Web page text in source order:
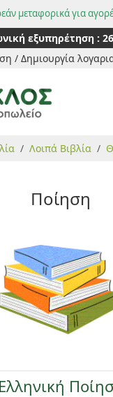
μεταφορικά για
εξυπηρέτηση :
/ Δημιουργία
Λοιπά Βιβλία
Ποίηση
Ελληνική